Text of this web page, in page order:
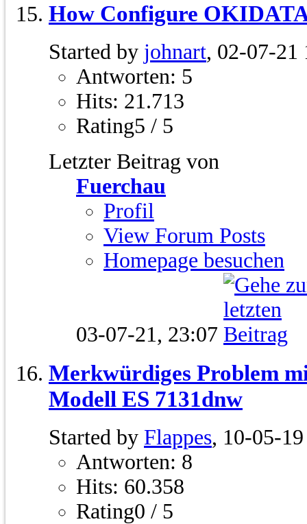
How Configure
Started by johnart, 02-07-21
Antworten: 5
Hits: 21.713
Rating5 / 5
Letzter Beitrag von
Fuerchau
Profil
View Forum Posts
Homepage besuchen
03-07-21, 23:07
Merkwürdiges Problem
Modell ES 7131dnw
Started by Flappes, 10-05-
Antworten: 8
Hits: 60.358
Rating0 / 5